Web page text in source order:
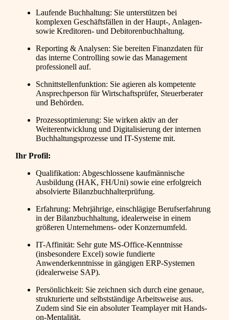
Laufende Buchhaltung: Sie unterstützen bei
komplexen Geschäftsfällen in der Haupt-, Anlagen-
sowie Kreditoren- und Debitorenbuchhaltung.
Reporting & Analysen: Sie bereiten Finanzdaten für
das interne Controlling sowie das Management
professionell auf.
Schnittstellenfunktion: Sie agieren als kompetente
Ansprechperson für Wirtschaftsprüfer, Steuerberater
und Behörden.
Prozessoptimierung: Sie wirken aktiv an der
Weiterentwicklung und Digitalisierung der internen
Buchhaltungsprozesse und IT-Systeme mit.
Ihr Profil:
Qualifikation: Abgeschlossene kaufmännische
Ausbildung (HAK, FH/Uni) sowie eine erfolgreich
absolvierte Bilanzbuchhalterprüfung.
Erfahrung: Mehrjährige, einschlägige Berufserfahrung
in der Bilanzbuchhaltung, idealerweise in einem
größeren Unternehmens- oder Konzernumfeld.
IT-Affinität: Sehr gute MS-Office-Kenntnisse
(insbesondere Excel) sowie fundierte
Anwenderkenntnisse in gängigen ERP-Systemen
(idealerweise SAP).
Persönlichkeit: Sie zeichnen sich durch eine genaue,
strukturierte und selbstständige Arbeitsweise aus.
Zudem sind Sie ein absoluter Teamplayer mit Hands-
on-Mentalität.